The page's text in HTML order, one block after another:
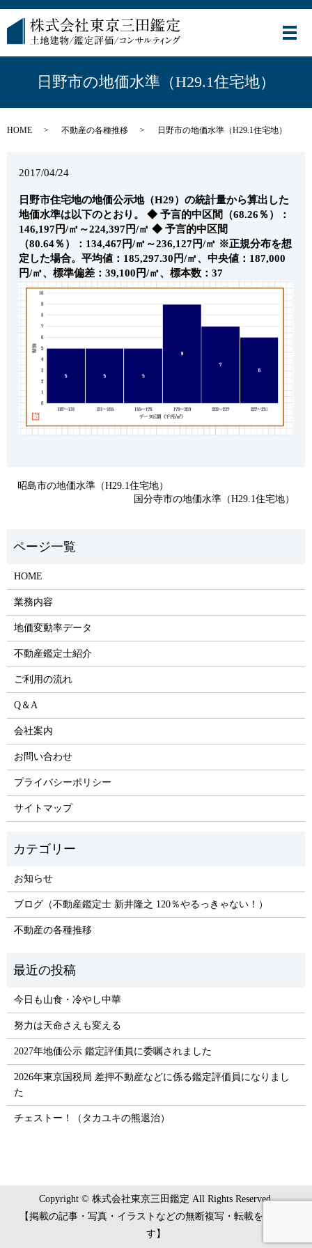
メ
日野市の地価水準（H29.1住宅地）
HOME 不動産の各種推移 日野市の地価水準（H29.1住宅地）
2017/04/24
日野市住宅地の地価公示地（H29）の統計量から算出した
地価水準は以下のとおり。
◆ 予言的中区間（68.26％）：
146,197円/㎡～224,397円/㎡ ◆ 予言的中区間
（80.64％）：134,467円/㎡～236,127円/㎡ ※正規分布を想
定した場合。平均値：185,297.30円/㎡、中央値：187,000
円/㎡、標準偏差：39,100円/㎡、標本数：37
昭島市の地価水準（H29.1住宅地）
国分寺市の地価水準（H29.1住宅地）
HOME
業務内容
地価変動率データ
不動産鑑定士紹介
ご利用の流れ
Q＆A
会社案内
お問い合わせ
プライバシーポリシー
サイトマップ
お知らせ
ブログ（不動産鑑定士 新井隆之 120％やるっきゃない！）
不動産の各種推移
今日も山食・冷やし中華
努力は天命さえも変える
2027年地価公示 鑑定評価員に委嘱されました
2026年東京国税局 差押不動産などに係る鑑定評価員になりまし
た
チェストー！（タカユキの熊退治）
Copyright © 株式会社東京三田鑑定 All Rights Reserved.
【掲載の記事・写真・イラストなどの無断複写・転載を禁じま
す】